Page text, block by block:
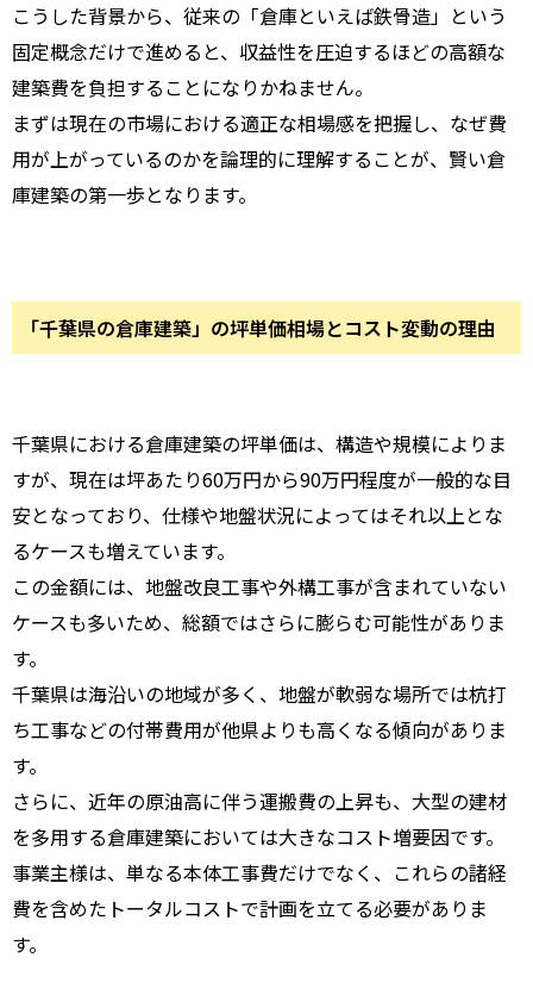
こうした背景から、従来の「倉庫といえば鉄骨造」という
固定概念だけで進めると、収益性を圧迫するほどの高額な
建築費を負担することになりかねません。
まずは現在の市場における適正な相場感を把握し、なぜ費
用が上がっているのかを論理的に理解することが、賢い倉
庫建築の第一歩となります。
「千葉県の倉庫建築」の坪単価相場とコスト変動の理由
千葉県における倉庫建築の坪単価は、構造や規模によりま
すが、現在は坪あたり60万円から90万円程度が一般的な目
安となっており、仕様や地盤状況によってはそれ以上とな
るケースも増えています。
この金額には、地盤改良工事や外構工事が含まれていない
ケースも多いため、総額ではさらに膨らむ可能性がありま
す。
千葉県は海沿いの地域が多く、地盤が軟弱な場所では杭打
ち工事などの付帯費用が他県よりも高くなる傾向がありま
す。
さらに、近年の原油高に伴う運搬費の上昇も、大型の建材
を多用する倉庫建築においては大きなコスト増要因です。
事業主様は、単なる本体工事費だけでなく、これらの諸経
費を含めたトータルコストで計画を立てる必要がありま
す。